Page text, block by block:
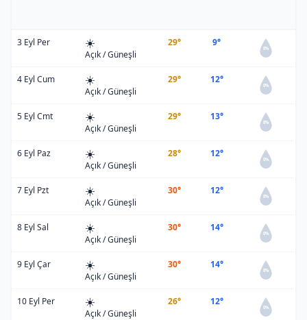
3 Eyl Per ☀️
Açık / Güneşli
29° 9°
0%
4 Eyl Cum ☀️
Açık / Güneşli
29° 12°
0%
5 Eyl Cmt ☀️
Açık / Güneşli
29° 13°
0%
6 Eyl Paz ☀️
Açık / Güneşli
28° 12°
0%
7 Eyl Pzt ☀️
Açık / Güneşli
30° 12°
0%
8 Eyl Sal ☀️
Açık / Güneşli
30° 14°
0%
9 Eyl Çar ☀️
Açık / Güneşli
30° 14°
0%
10 Eyl Per ☀️
Açık / Güneşli
26° 12°
0%